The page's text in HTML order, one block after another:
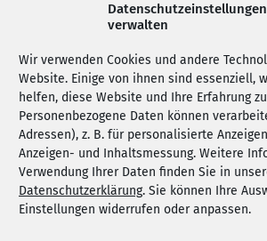
Datenschutzeinstellungen
verwalten
Wir verwenden Cookies und andere
Website. Einige von ihnen sind essenziell,
helfen, diese Website und Ihre Erfahrung
Personenbezogene Daten können
Adressen), z. B. für personalisierte
Anzeigen- und Inhaltsmessung. Weitere
Verwendung Ihrer Daten finden Sie in
Datenschutzerklärung. Sie können Ihre
Einstellungen widerrufen oder anpassen.
info@awv-gg.de
Servicezeiten
Montag bis Mittwoch
08:30 – 12:00 + 13:30 – 16:00 Uhr
Donnerstag
08:30 – 12:00 + 13:30 – 18:00 Uhr